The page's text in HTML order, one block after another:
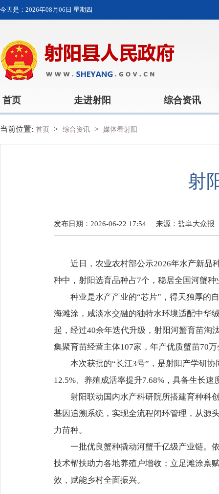
今天是： 2026年08月06日 星期四
首页 走进射阳 综合资讯
当前位置: 首页 > 综合资讯 > 媒体看射阳
射
发布日期：2026-06-22 17:54 来源： 盐阜大众报
近日，农业农村部公示2026年水产新品
种中，射阳选育品种占7个，稳居全国河蟹
种业是水产产业的“芯片”，得天独厚的
海滩涂，咸淡水交融的独特水环境适配中华
起，经过40余年迭代升级，射阳河蟹育苗淘
集聚育苗经营主体107家，年产优质蟹苗70
本次获批的“长江3号”，是射阳产学研
12.5%、养殖成活率提升7.68%，具备生长
射阳联动国内水产科研院所搭建育种科
基因追溯系统，实现全流程闭环管理，从源
力苗种。
一批优良蟹种撬动河蟹千亿级产业链。
技术帮扶助力各地养殖户增收；立足滩涂禀
效，赋能乡村全面振兴。